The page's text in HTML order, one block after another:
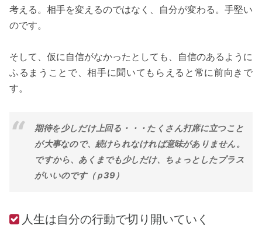
考える。相手を変えるのではなく、自分が変わる。手堅い
のです。
そして、仮に自信がなかったとしても、自信のあるように
ふるまうことで、相手に聞いてもらえると常に前向きで
す。
期待を少しだけ上回る・・・たくさん打席に立つこと
が大事なので、続けられなければ意味がありません。
ですから、あくまでも少しだけ、ちょっとしたプラス
がいいのです（ｐ39）
人生は自分の行動で切り開いていく